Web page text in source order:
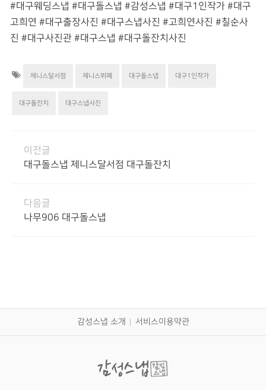
#대구웨딩스냅 #대구돌스냅 #감성스냅 #대구1인작가 #대구
고희연 #대구출장사진 #대구스냅사진 #고희연사진 #칠순사
진 #대구사진관 #대구스냅 #대구돌잔치사진
제니스달서점 제니스뷔폐 대구돌스냅 대구1인작가
대구돌잔치 대구스냅사진
이전글
대구돌스냅 제니스달서점 대구돌잔치
다음글
나무906 대구돌스냅
감성스냅 소개 서비스이용약관